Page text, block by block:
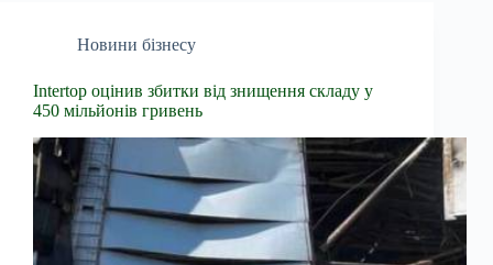
Новини бізнесу
Intertop оцінив збитки від знищення складу у
450 мільйонів гривень